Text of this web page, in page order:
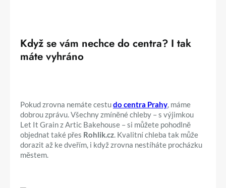
Když se vám nechce do centra? I tak
máte vyhráno
Pokud zrovna nemáte cestudo centra Prahy, máme
dobrou zprávu. Všechny zmíněné chleby – s výjimkou
Let It Grain z Artic Bakehouse – si můžete pohodlně
objednat také přes Rohlik.cz. Kvalitní chleba tak může
dorazit až ke dveřím, i když zrovna nestíháte procházku
městem.